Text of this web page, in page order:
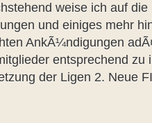
weise ich auf die
und einiges mehr
AnkÃ¼ndigungen
entsprechend zu
der Ligen 2. Neue